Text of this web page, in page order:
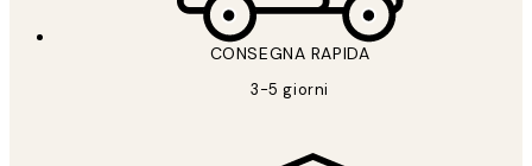
CONSEGNA RAPIDA
3-5 giorni